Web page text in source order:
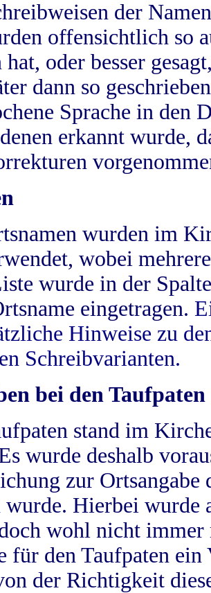
der
offensichtlich so
hat, oder besser
dann so
Sprache in
erkannt wurde,
wurden im
wobei
wurde in der
eingetragen.
Hinweise zu
Schreibvarianten.
bei den Taufpaten
stand im
wurde deshalb
zur
wurde. Hierbei wurde
wohl nicht
für den Taufpaten
der Richtigkeit